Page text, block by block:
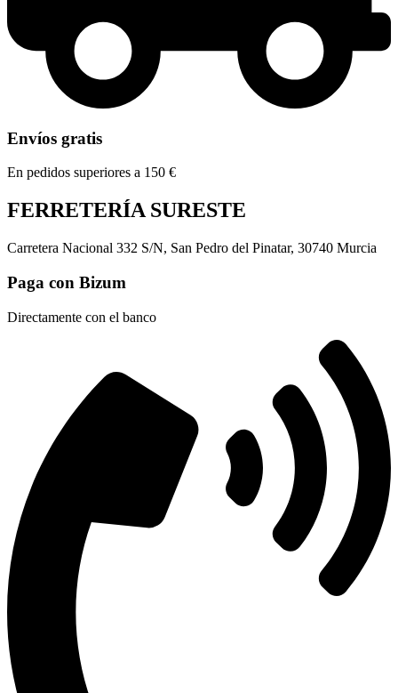
Envíos gratis
En pedidos superiores a 150 €
FERRETERÍA SURESTE
Carretera Nacional 332 S/N, San Pedro del Pinatar, 30740 Murcia
Paga con Bizum
Directamente con el banco